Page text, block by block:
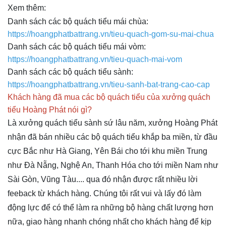
Xem thêm:
Danh sách các bộ quách tiểu mái chùa:
https://hoangphatbattrang.vn/tieu-quach-gom-su-mai-chua
Danh sách các bộ quách tiểu mái vòm:
https://hoangphatbattrang.vn/tieu-quach-mai-vom
Danh sách các bộ quách tiểu sành:
https://hoangphatbattrang.vn/tieu-sanh-bat-trang-cao-cap
Khách hàng đã mua các bộ quách tiểu của xưởng quách
tiểu Hoàng Phát nói gì?
Là xưởng quách tiểu sành sứ lâu năm, xưởng Hoàng Phát
nhận đã bán nhiều các bộ quách tiểu khắp ba miền, từ đầu
cực Bắc như Hà Giang, Yên Bái cho tới khu miền Trung
như Đà Nẵng, Nghệ An, Thanh Hóa cho tới miền Nam như
Sài Gòn, Vũng Tàu.... qua đó nhận được rất nhiều lời
feeback từ khách hàng. Chúng tôi rất vui và lấy đó làm
động lực để có thể làm ra những bộ hàng chất lượng hơn
nữa, giao hàng nhanh chóng nhất cho khách hàng để kịp